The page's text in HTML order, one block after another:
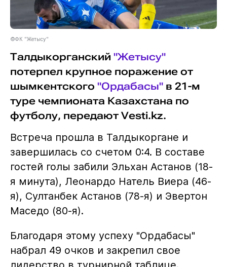
©ФК "Жетысу"
Талдыкорганский "Жетысу"
потерпел крупное поражение от
шымкентского "Ордабасы"в 21-м
туре чемпионата Казахстана по
футболу, передают Vesti.kz.
Встреча прошла в Талдыкоргане и
завершилась со счетом 0:4. В составе
гостей голы забили Эльхан Астанов (18-
я минута), Леонардо Натель Виера (46-
я), Султанбек Астанов (78-я) и Эвертон
Маседо (80-я).
Благодаря этому успеху "Ордабасы"
набрал 49 очков и закрепил свое